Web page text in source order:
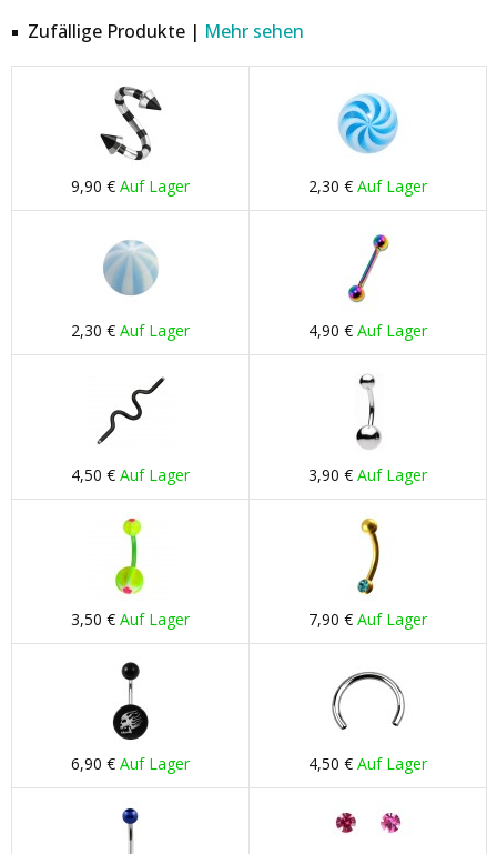
Zufällige Produkte | Mehr sehen
9,90 € Auf Lager 2,30 € Auf Lager
2,30 € Auf Lager 4,90 € Auf Lager
4,50 € Auf Lager 3,90 € Auf Lager
3,50 € Auf Lager 7,90 € Auf Lager
6,90 € Auf Lager 4,50 € Auf Lager